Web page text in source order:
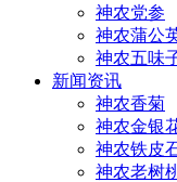
神农党参
神农蒲公
神农五味
新闻资讯
神农香菊
神农金银
神农铁皮
神农老树